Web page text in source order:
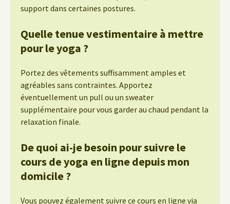
support dans certaines postures.
Quelle tenue vestimentaire à mettre
pour le yoga ?
Portez des vêtements suffisamment amples et
agréables sans contraintes. Apportez
éventuellement un pull ou un sweater
supplémentaire pour vous garder au chaud pendant la
relaxation finale.
De quoi ai-je besoin pour suivre le
cours de yoga en ligne depuis mon
domicile ?
Vous pouvez également suivre ce cours en ligne via